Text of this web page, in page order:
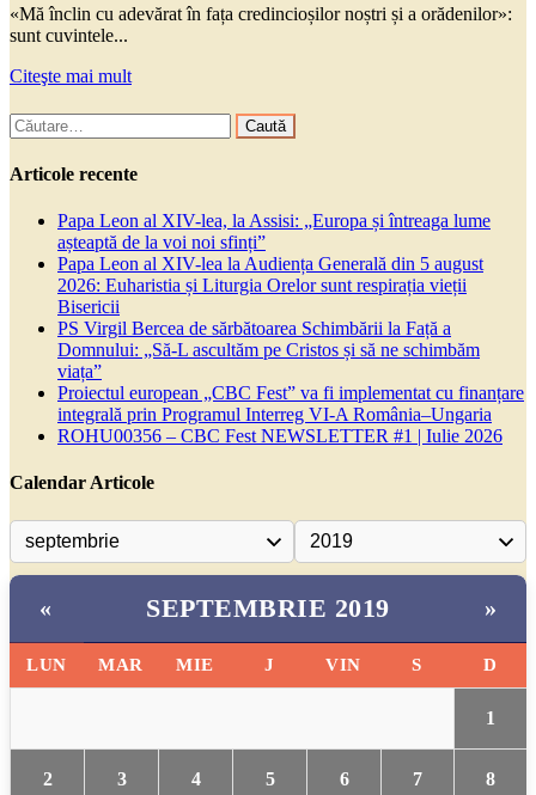
«Mă înclin cu adevărat în fața credincioșilor noștri și a orădenilor»:
sunt cuvintele...
Citeşte mai mult
Caută
după:
Articole recente
Papa Leon al XIV-lea, la Assisi: „Europa și întreaga lume
așteaptă de la voi noi sfinți”
Papa Leon al XIV-lea la Audiența Generală din 5 august
2026: Euharistia și Liturgia Orelor sunt respirația vieții
Bisericii
PS Virgil Bercea de sărbătoarea Schimbării la Față a
Domnului: „Să-L ascultăm pe Cristos și să ne schimbăm
viața”
Proiectul european „CBC Fest” va fi implementat cu finanțare
integrală prin Programul Interreg VI-A România–Ungaria
ROHU00356 – CBC Fest NEWSLETTER #1 | Iulie 2026
Calendar Articole
« SEPTEMBRIE 2019 »
LUN MAR MIE J VIN S D
1
2 3 4 5 6 7 8